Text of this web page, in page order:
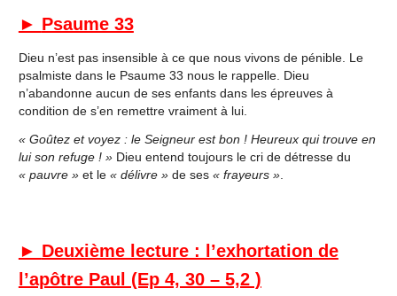
► Psaume 33
Dieu n’est pas insensible à ce que nous vivons de pénible. Le
psalmiste dans le Psaume 33 nous le rappelle. Dieu
n’abandonne aucun de ses enfants dans les épreuves à
condition de s’en remettre vraiment à lui.
« Goûtez et voyez : le Seigneur est bon ! Heureux qui trouve en
lui son refuge ! »Dieu entend toujours le cri de détresse du
« pauvre »et le « délivre »de ses « frayeurs ».
► Deuxième lecture : l’exhortation de
l’apôtre Paul (Ep 4, 30 – 5,2 )